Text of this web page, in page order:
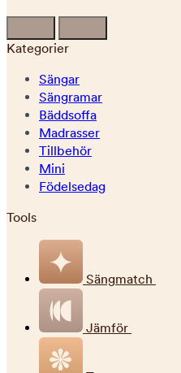
Kategorier
Sängar
Sängramar
Bäddsoffa
Madrasser
Tillbehör
Mini
Födelsedag
Tools
Sängmatch
Jämför